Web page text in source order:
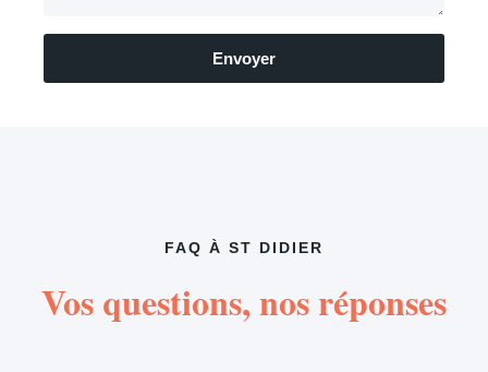
Envoyer
FAQ À ST DIDIER
Vos questions, nos réponses